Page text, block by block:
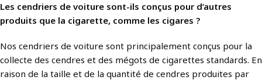
Les cendriers de voiture sont-ils conçus pour d’autres
produits que la cigarette, comme les cigares ?
Nos cendriers de voiture sont principalement conçus pour la
collecte des cendres et des mégots de cigarettes standards. En
raison de la taille et de la quantité de cendres produites par